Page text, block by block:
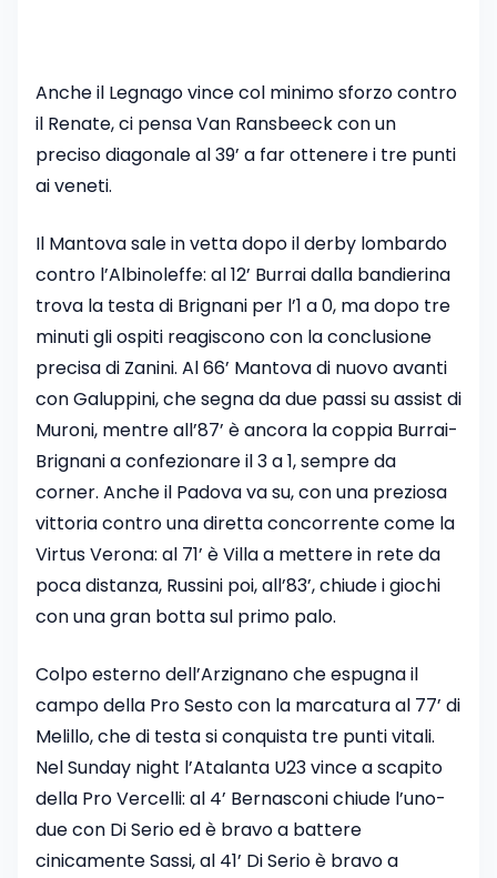
Anche il Legnago vince col minimo sforzo contro
il Renate, ci pensa Van Ransbeeck con un
preciso diagonale al 39’ a far ottenere i tre punti
ai veneti.
Il Mantova sale in vetta dopo il derby lombardo
contro l’Albinoleffe: al 12’ Burrai dalla bandierina
trova la testa di Brignani per l’1 a 0, ma dopo tre
minuti gli ospiti reagiscono con la conclusione
precisa di Zanini. Al 66’ Mantova di nuovo avanti
con Galuppini, che segna da due passi su assist di
Muroni, mentre all’87’ è ancora la coppia Burrai-
Brignani a confezionare il 3 a 1, sempre da
corner. Anche il Padova va su, con una preziosa
vittoria contro una diretta concorrente come la
Virtus Verona: al 71’ è Villa a mettere in rete da
poca distanza, Russini poi, all’83’, chiude i giochi
con una gran botta sul primo palo.
Colpo esterno dell’Arzignano che espugna il
campo della Pro Sesto con la marcatura al 77’ di
Melillo, che di testa si conquista tre punti vitali.
Nel Sunday night l’Atalanta U23 vince a scapito
della Pro Vercelli: al 4’ Bernasconi chiude l’uno-
due con Di Serio ed è bravo a battere
cinicamente Sassi, al 41’ Di Serio è bravo a